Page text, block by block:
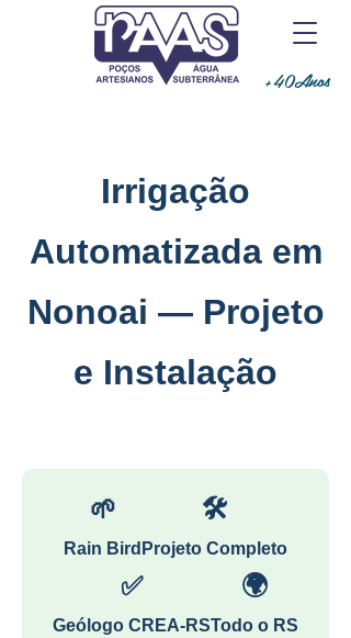
+40Anos
Irrigação
Automatizada em
Nonoai — Projeto
e Instalação
🌱
Rain Bird
🛠
Projeto Completo
✅
Geólogo CREA-RS
🌍
Todo o RS